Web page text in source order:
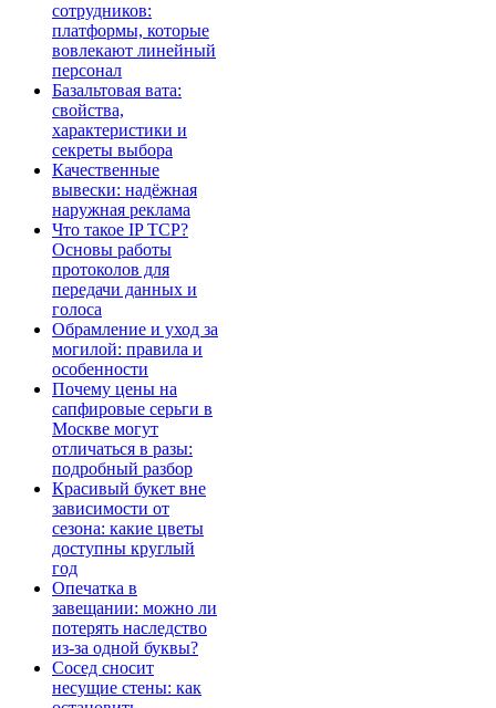
сотрудников:
платформы, которые
вовлекают линейный
персонал
Базальтовая вата:
свойства,
характеристики и
секреты выбора
Качественные
вывески: надёжная
наружная реклама
Что такое IP TCP?
Основы работы
протоколов для
передачи данных и
голоса
Обрамление и уход за
могилой: правила и
особенности
Почему цены на
сапфировые серьги в
Москве могут
отличаться в разы:
подробный разбор
Красивый букет вне
зависимости от
сезона: какие цветы
доступны круглый
год
Опечатка в
завещании: можно ли
потерять наследство
из-за одной буквы?
Сосед сносит
несущие стены: как